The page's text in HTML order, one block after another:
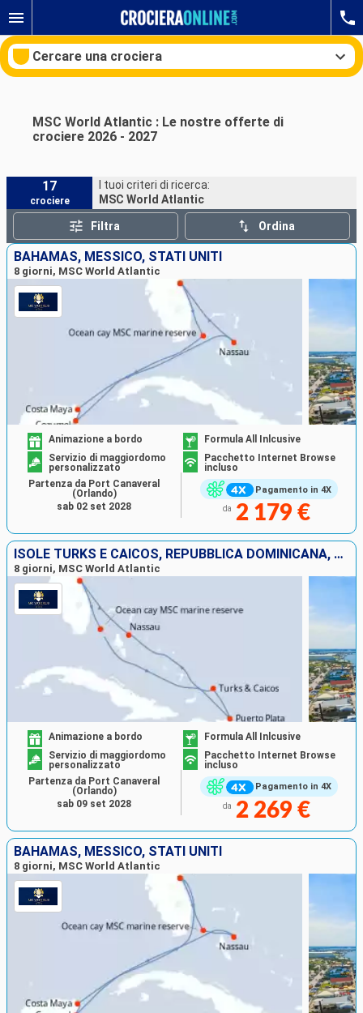
Cercare una crociera
Mesi di partenza
Compagnie
Ricerca
MSC World Atlantic : Le nostre offerte di
crociere 2026 - 2027
17
crociere
I tuoi criteri di ricerca:
MSC World Atlantic
Filtra Ordina
BAHAMAS, MESSICO, STATI UNITI
8 giorni, MSC World Atlantic
Pagamento in 4X
Animazione a bordo
Formula All Inlcusive
Servizio di maggiordomo
personalizzato
Pacchetto Internet Browse
incluso
da 2 179 €
Partenza da Port Canaveral
(Orlando)
sab 02 set 2028
ISOLE TURKS E CAICOS, REPUBBLICA DOMINICANA, BAHAMAS, STATI UNITI
8 giorni, MSC World Atlantic
Pagamento in 4X
Animazione a bordo
Formula All Inlcusive
Servizio di maggiordomo
personalizzato
Pacchetto Internet Browse
incluso
da 2 269 €
Partenza da Port Canaveral
(Orlando)
sab 09 set 2028
BAHAMAS, MESSICO, STATI UNITI
8 giorni, MSC World Atlantic